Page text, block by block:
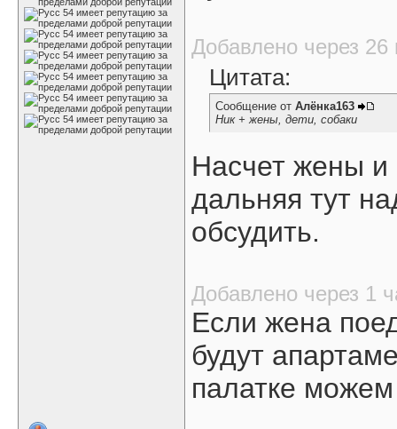
Добавлено через 26
Цитата:
Сообщение от Алёнка163
Ник + жены, дети, собаки
Насчет жены и
дальняя тут
обсудить.
Добавлено через 1
Если жена
будут
палатке